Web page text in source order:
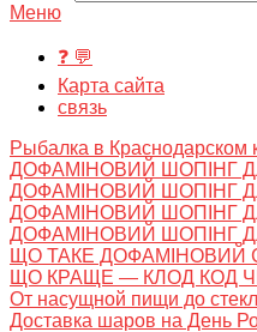
Меню
❓ 💬
Карта сайта
связь
Рыбалка в Краснодарском
ДОФАМІНОВИЙ ШОПІНГ
ДОФАМІНОВИЙ ШОПІНГ
ДОФАМІНОВИЙ ШОПІНГ
ДОФАМІНОВИЙ ШОПІНГ
ЩО ТАКЕ ДОФАМІНОВИЙ
ЩО КРАЩЕ — КЛОД КОД
От насущной пищи до
Доставка шаров на День